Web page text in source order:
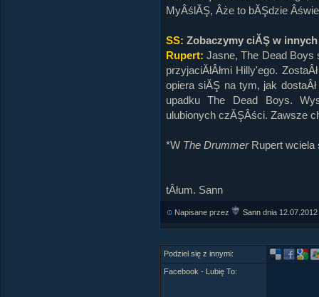
MyÂślĂŞ, Âże to bĂŞdzie
SS: Zobaczymy ciĂŞ w
Rupert: Jasne, The Dead Boys
przyjaciĂłÂłmi Hilly'ego.
opiera siĂŞ na tym, jak
upadku The Dead Boys.
ulubionych czĂŞÂści. Zawsze
*W The DrummerRupert wciela
tÂłum. Sann
Napisane przez Sann dnia
Podziel się z innymi:
Facebook - Lubię To: